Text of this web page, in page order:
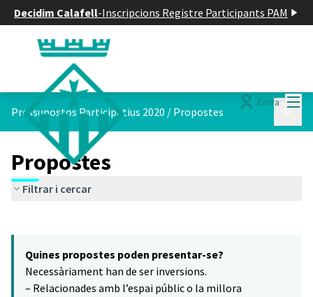
Decidim Calafell-Inscripcions Registre Participants PAM
Entra
Pressupostos Participatius 2020 / Propostes
Propostes
Filtrar i cercar
−
Quines propostes poden presentar-se?
Necessàriament han de ser inversions.
– Relacionades amb l’espai públic o la millora